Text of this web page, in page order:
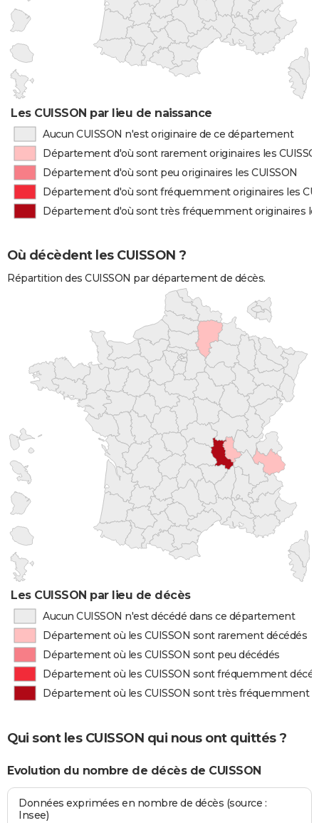
Les CUISSON par lieu de naissance
Aucun CUISSON n'est originaire de ce département
Département d'où sont rarement originaires les
Département d'où sont peu originaires les CUISSON
Département d'où sont fréquemment originaires les
Département d'où sont très fréquemment originaires
Où décèdent les CUISSON ?
Répartition des CUISSON par département de décès.
Les CUISSON par lieu de décès
Aucun CUISSON n'est décédé dans ce département
Département où les CUISSON sont rarement décédés
Département où les CUISSON sont peu décédés
Département où les CUISSON sont fréquemment
Département où les CUISSON sont très fréquemment
Qui sont les CUISSON qui nous ont quittés ?
Evolution du nombre de décès de CUISSON
Données exprimées en nombre de décès (source :
Insee)